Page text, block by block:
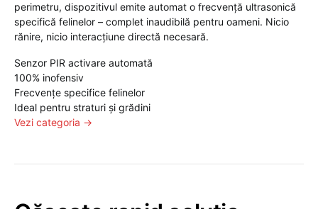
perimetru, dispozitivul emite automat o frecvență ultrasonică
specifică felinelor – complet inaudibilă pentru oameni. Nicio
rănire, nicio interacțiune directă necesară.
Senzor PIR activare automată
100% inofensiv
Frecvențe specifice felinelor
Ideal pentru straturi și grădini
Vezi categoria →